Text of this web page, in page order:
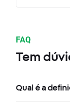
FAQ
Tem
Qual é a